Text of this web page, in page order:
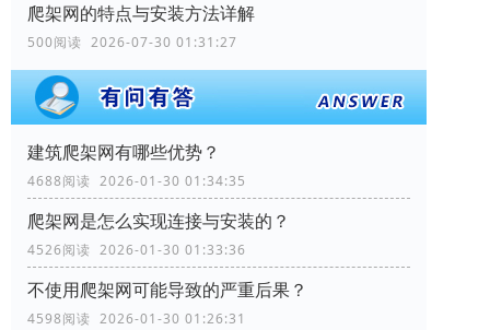
爬架网的特点与安装方法详解
500阅读 2026-07-30 01:31:27
建筑爬架网有哪些优势？
4688阅读 2026-01-30 01:34:35
爬架网是怎么实现连接与安装的？
4526阅读 2026-01-30 01:33:36
不使用爬架网可能导致的严重后果？
4598阅读 2026-01-30 01:26:31